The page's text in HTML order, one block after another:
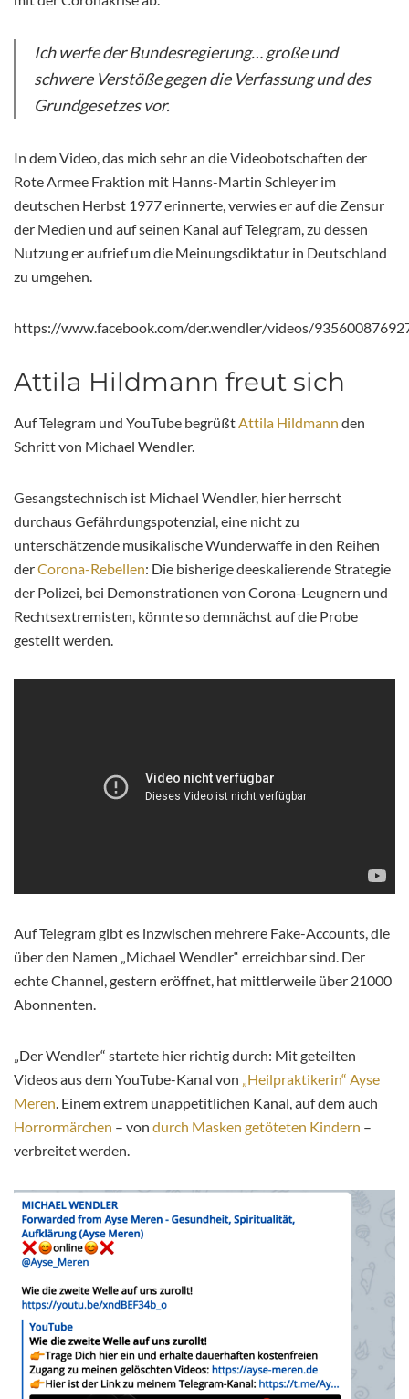
Ich werfe der Bundesregierung… große und
schwere Verstöße gegen die Verfassung und des
Grundgesetzes vor.
In dem Video, das mich sehr an die Videobotschaften der
Rote Armee Fraktion mit Hanns-Martin Schleyer im
deutschen Herbst 1977 erinnerte, verwies er auf die Zensur
der Medien und auf seinen Kanal auf Telegram, zu dessen
Nutzung er aufrief um die Meinungsdiktatur in Deutschland
zu umgehen.
https://www.facebook.com/der.wendler/videos/
Attila Hildmann freut sich
Auf Telegram und YouTube begrüßtAttila Hildmann den
Schritt von Michael Wendler.
Gesangstechnisch ist Michael Wendler, hier herrscht
durchaus Gefährdungspotenzial, eine nicht zu
unterschätzende musikalische Wunderwaffe in den Reihen
derCorona-Rebellen: Die bisherige deeskalierende Strategie
der Polizei, bei Demonstrationen von Corona-Leugnern und
Rechtsextremisten, könnte so demnächst auf die Probe
gestellt werden.
Auf Telegram gibt es inzwischen mehrere Fake-Accounts, die
über den Namen „Michael Wendler“ erreichbar sind. Der
echte Channel, gestern eröffnet, hat mittlerweile über 21000
Abonnenten.
„Der Wendler“ startete hier richtig durch: Mit geteilten
Videos aus dem YouTube-Kanal von „Heilpraktikerin“ Ayse
Meren. Einem extrem unappetitlichen Kanal, auf dem auch
Horrormärchen – von durch Masken getöteten Kindern –
verbreitet werden.